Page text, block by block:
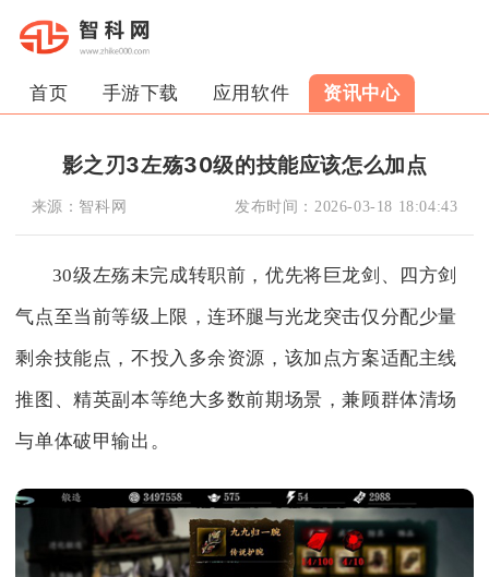
首页 手游下载 应用软件 资讯中心
影之刃3左殇30级的技能应该怎么加点
来源： 智科网 发布时间： 2026-03-18 18:04:43
30级左殇未完成转职前，优先将巨龙剑、四方剑
气点至当前等级上限，连环腿与光龙突击仅分配少量
剩余技能点，不投入多余资源，该加点方案适配主线
推图、精英副本等绝大多数前期场景，兼顾群体清场
与单体破甲输出。